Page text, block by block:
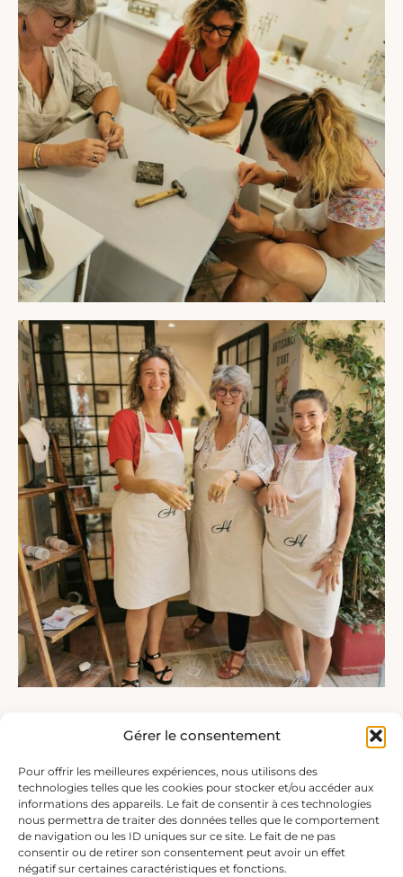
Gérer le consentement
Pour offrir les meilleures expériences, nous utilisons des
technologies telles que les cookies pour stocker et/ou accéder aux
informations des appareils. Le fait de consentir à ces technologies
nous permettra de traiter des données telles que le comportement
de navigation ou les ID uniques sur ce site. Le fait de ne pas
consentir ou de retirer son consentement peut avoir un effet
négatif sur certaines caractéristiques et fonctions.